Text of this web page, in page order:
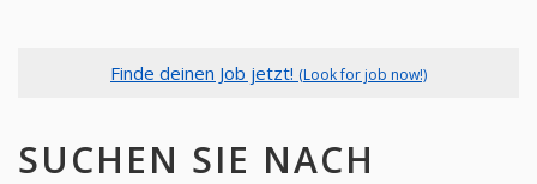
Finde deinen Job jetzt! (Look for job now!)
SUCHEN SIE NACH